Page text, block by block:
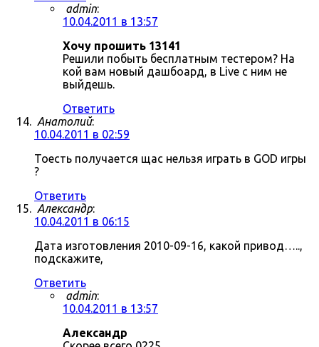
admin:
10.04.2011 в 13:57
Хочу прошить 13141
Решили побыть бесплатным тестером? На
кой вам новый дашбоард, в Live с ним не
выйдешь.
Ответить
Анатолий:
10.04.2011 в 02:59
Тоесть получается щас нельзя играть в GOD игры
?
Ответить
Александр:
10.04.2011 в 06:15
Дата изготовления 2010-09-16, какой привод…..,
подскажите,
Ответить
admin:
10.04.2011 в 13:57
Александр